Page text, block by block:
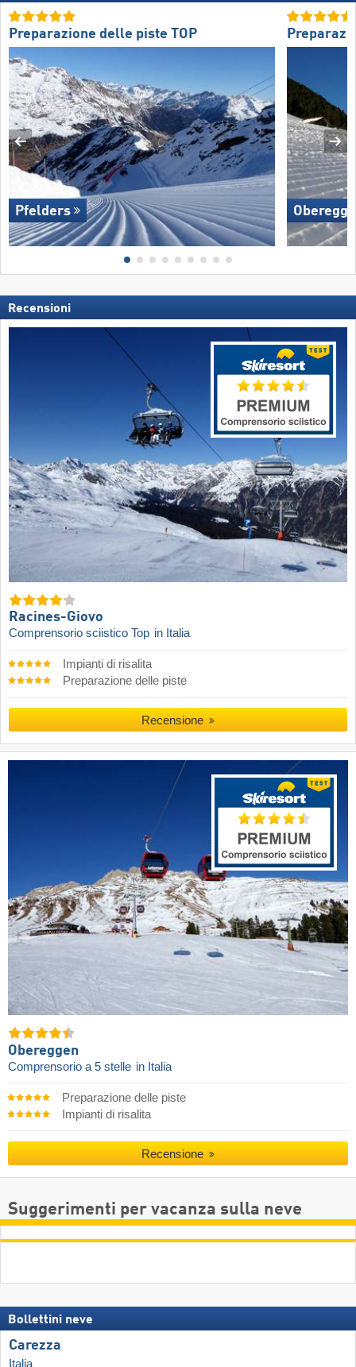
Preparazione delle piste TOP
Pfelders
Recensioni
Racines-Giovo
Comprensorio sciistico Top in Italia
Impianti di risalita
Preparazione delle piste
Recensione
Obereggen
Comprensorio a 5 stelle in Italia
Preparazione delle piste
Impianti di risalita
Recensione
Suggerimenti per vacanza sulla neve
Bollettini neve
Carezza
Italia